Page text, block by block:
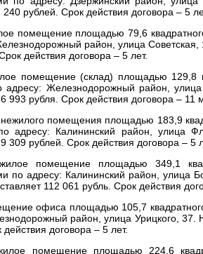
240 рублей. Срок действия договора – 5
помещение площадью 79,6
район, улица
действия договора – 5 лет.
помещение (склад) площадью 129,8
адресу: Железнодорожный район,
993 рубля. Срок действия договора – 11
помещения площадью 183,9
адресу: Калининский район, улица
309 рублей. Срок действия договора – 5
помещение площадью 349,1
по адресу: Калининский район, улица
112 061 рубль. Срок действия
офиса площадью 105,7
район, улица Урицкого,
договора – 5 лет.
помещение площадью 224,6